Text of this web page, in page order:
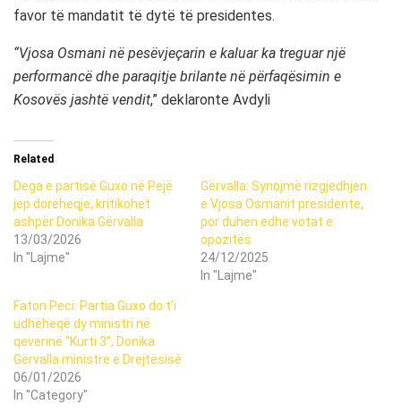
favor të mandatit të dytë të presidentes.
“Vjosa Osmani në pesëvjeçarin e kaluar ka treguar një
performancë dhe paraqitje brilante në përfaqësimin e
Kosovës jashtë vendit,” deklaronte Avdyli
Related
Dega e partisë Guxo në Pejë
jep dorëheqje, kritikohet
ashpër Donika Gërvalla
13/03/2026
In "Lajme"
Gërvalla: Synojmë rizgjedhjen
e Vjosa Osmanit presidente,
por duhen edhe votat e
opozitës
24/12/2025
In "Lajme"
Faton Peci: Partia Guxo do t’i
udhëheqë dy ministri në
qeverinë “Kurti 3”, Donika
Gërvalla ministre e Drejtësisë
06/01/2026
In "Category"